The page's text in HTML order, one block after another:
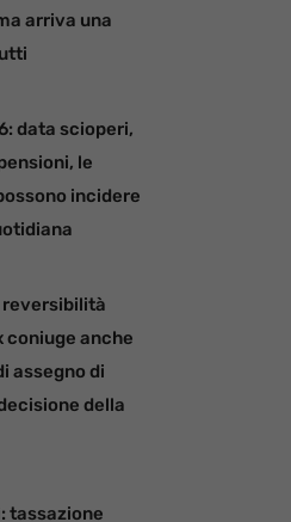
arriva una
data scioperi,
le
incidere
reversibilità
coniuge anche
assegno di
della
tassazione